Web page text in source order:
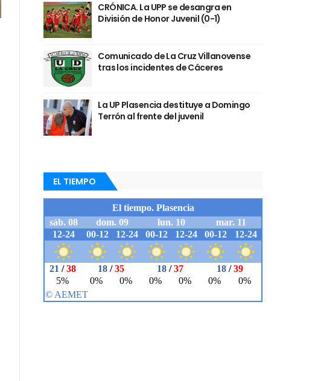
CRÓNICA. La UPP se desangra en
División de Honor Juvenil (0-1)
Comunicado de La Cruz Villanovense
tras los incidentes de Cáceres
La UP Plasencia destituye a Domingo
Terrón al frente del juvenil
EL TIEMPO